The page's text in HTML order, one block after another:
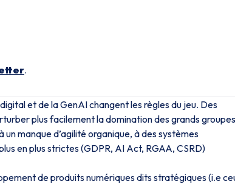
.
et de la GenAI changent les règles du jeu. Des
plus facilement la domination des grands
manque d’agilité organique, à des systèmes
en plus strictes (GDPR, AI Act, RGAA, CSRD)
de produits numériques dits stratégiques (i.e